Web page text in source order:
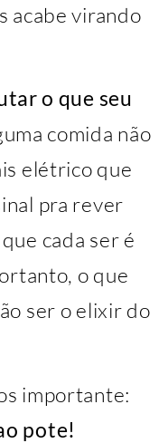
acabe virando
o que seu
comida não
elétrico que
pra rever
cada ser é
o que
ser o elixir do
importante:
pote!